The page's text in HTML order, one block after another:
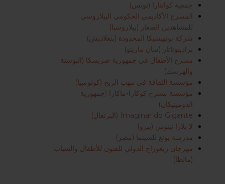
جمعية كوانتارا (تونس)
المسرح الأكاديمي الحكومي البيلاروسي
للمشاهدين الصغار (بيلاروسيا)
شركة بونهيشيكا المحدودة (بنغلاديش)
براديبوتاتار (سان مارينو)
مسرح الأطفال في جمهورية صربسكا (البوسنة
والهرسك)
مؤسسة الثقافة في مهب الريح (كولومبيا)
مؤسسة مسرح كوكارا-ماكارا (جمهورية
الدومينيكان)
Imaginar do Gigante (البرتغال)
لا بلازا نينوس (بيرو)
مدرسة يونغ للسينما (مصر)
مهرجان زيغوزاج الدولي للفنون للأطفال والشباب
(مالطا)